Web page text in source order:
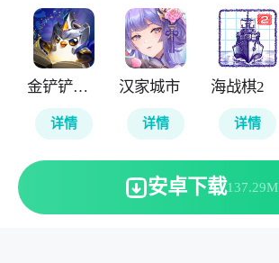
金铲铲之战国际服
详情
汉家城市
详情
海战棋2
详情
安卓下载137.29M